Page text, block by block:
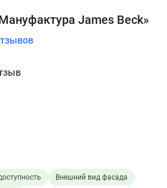
James Beck»
Внешний вид фасада